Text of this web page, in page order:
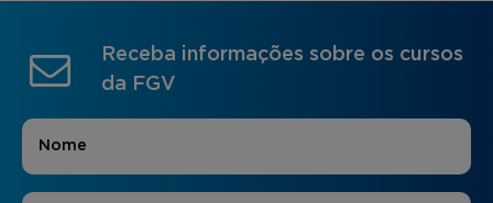
Receba informações sobre os cursos
da FGV
Nome